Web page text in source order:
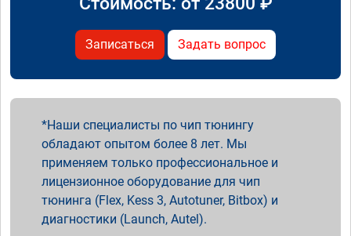
Записаться Задать вопрос
Наши специалисты по чип тюнингу
обладают опытом более 8 лет. Мы
применяем только профессиональное и
лицензионное оборудование для чип
тюнинга (Flex, Kess 3, Autotuner, Bitbox) и
диагностики (Launch, Autel).